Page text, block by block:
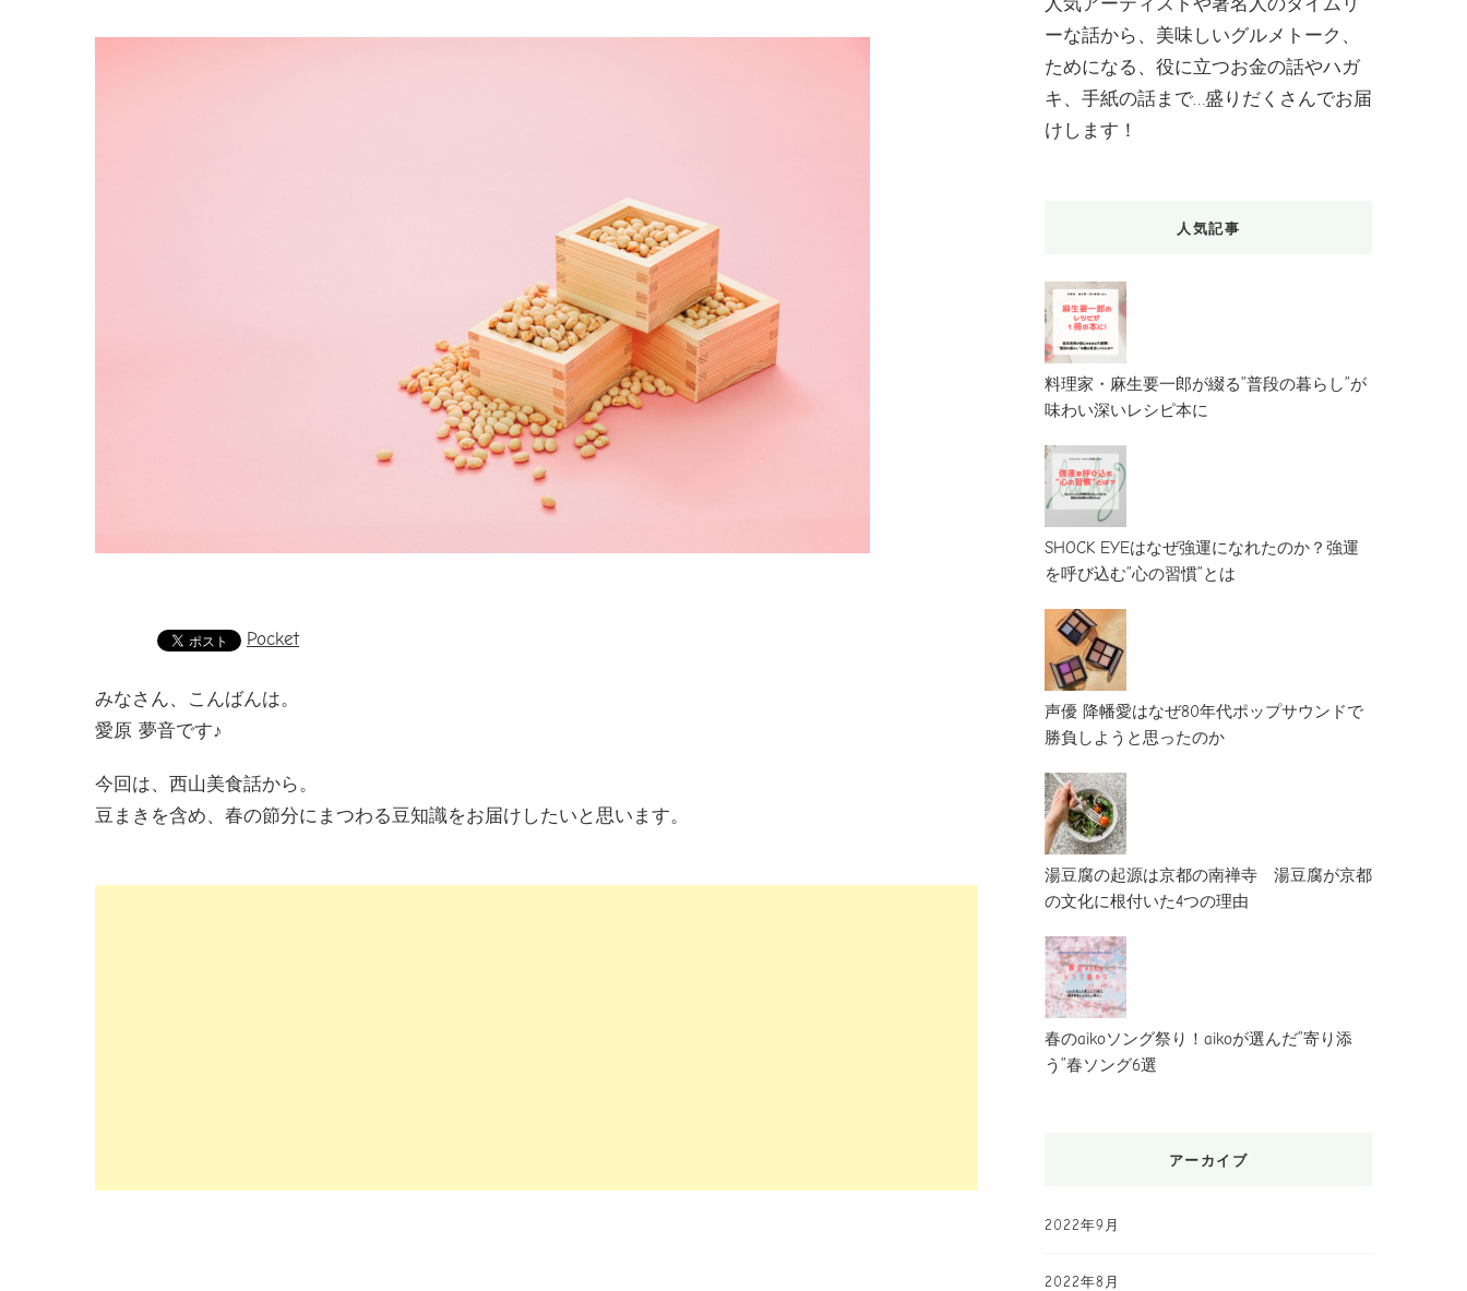
Pocket
みなさん、こんばんは。
愛原 夢音です♪
今回は、西山美食話から。
豆まきを含め、春の節分にまつわる豆知識をお届けしたいと思います。
ーな話から、美味しいグルメトーク、
ためになる、役に立つお金の話やハガ
キ、手紙の話まで…盛りだくさんでお届
けします！
人気記事
料理家・麻生要一郎が綴る”普段の暮らし”が
味わい深いレシピ本に
SHOCK EYEはなぜ強運になれたのか？強運
を呼び込む”心の習慣”とは
声優 降幡愛はなぜ80年代ポップサウンドで
勝負しようと思ったのか
湯豆腐の起源は京都の南禅寺 湯豆腐が京都
の文化に根付いた4つの理由
春のaikoソング祭り！aikoが選んだ”寄り添
う”春ソング6選
アーカイブ
2022年9月
2022年8月